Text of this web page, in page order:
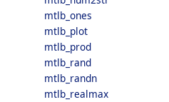
mtlb_ones
mtlb_plot
mtlb_prod
mtlb_rand
mtlb_randn
mtlb_realmax